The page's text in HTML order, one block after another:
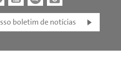
boletim de notícias